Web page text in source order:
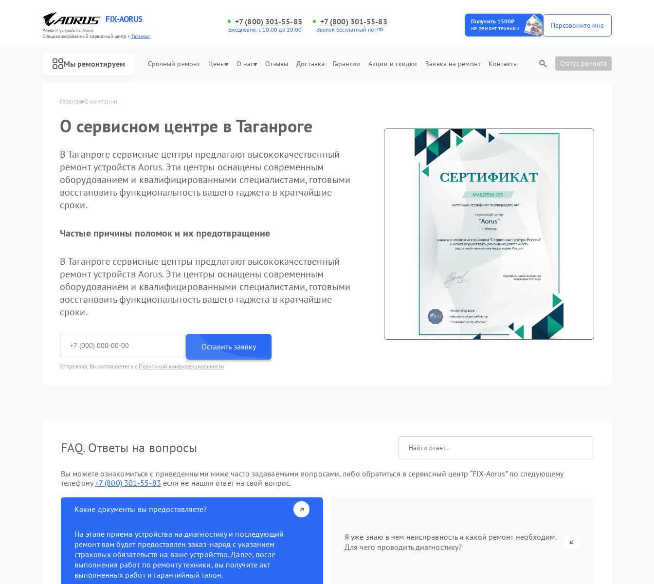
FIX-AORUS
Ремонт устройств Aorus
Специализированный cервисный центр г.Таганрог
+7 (800) 301-55-83
Ежедневно, с 10:00 до 20:00
+7 (800) 301-55-83
Звонок бесплатный по РФ
Получить 1500₽
на ремонт техники
Перезвоните мне
Мы ремонтируем Срочный ремонт Цены О нас Отзывы Доставка Гарантии Акции и скидки Заявка на ремонт Контакты Статус ремонта
Главная О компании
О сервисном центре в Таганроге
В Таганроге сервисные центры предлагают высококачественный
ремонт устройств Aorus. Эти центры оснащены современным
оборудованием и квалифицированными специалистами, готовыми
восстановить функциональность вашего гаджета в кратчайшие
сроки.
Частые причины поломок и их предотвращение
В Таганроге сервисные центры предлагают высококачественный
ремонт устройств Aorus. Эти центры оснащены современным
оборудованием и квалифицированными специалистами, готовыми
восстановить функциональность вашего гаджета в кратчайшие
сроки.
Оставить заявку
Отправляя, Вы соглашаетесь с Политикой конфиденциальности
FAQ. Ответы на вопросы
Вы можете ознакомиться с приведенными ниже часто задаваемыми вопросами, либо обратиться в сервисный центр “FIX-Aorus” по следующему
телефону+7 (800) 301-55-83 если не нашли ответ на свой вопрос.
Какие документы вы предоставляете?
На этапе приема устройства на диагностику и последующий
ремонт вам будет предоставлен заказ-наряд с указанием
страховых обязательств на ваше устройство. Далее, после
выполнения работ по ремонту техники, вы получите акт
выполненных работ и гарантийный талон.
Я уже знаю в чем неисправность и какой ремонт необходим.
Для чего проводить диагностику?